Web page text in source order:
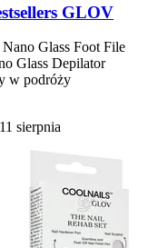
GLOV
Glass Foot File
Glass Depilator
w podróży
sierpnia